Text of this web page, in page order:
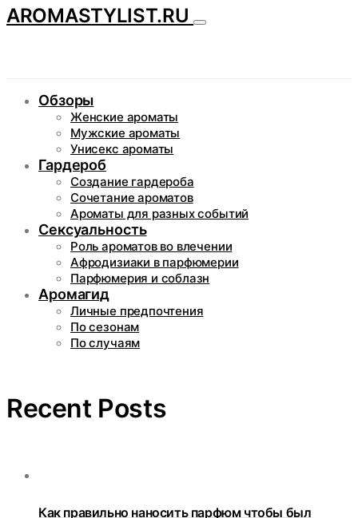
AROMASTYLIST.RU
Обзоры
Женские ароматы
Мужские ароматы
Унисекс ароматы
Гардероб
Создание гардероба
Сочетание ароматов
Ароматы для разных событий
Сексуальность
Роль ароматов во влечении
Афродизиаки в парфюмерии
Парфюмерия и соблазн
Аромагид
Личные предпочтения
По сезонам
По случаям
Recent Posts
Как правильно наносить парфюм чтобы был